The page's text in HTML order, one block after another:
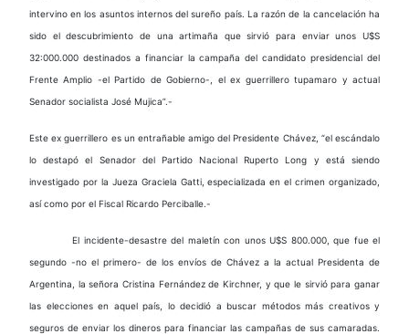
intervino en los asuntos internos del sureño país. La razón de la cancelación ha
sido el descubrimiento de una artimaña que sirvió para enviar unos U$S
32:000.000 destinados a financiar la campaña del candidato presidencial del
Frente Amplio -el Partido de Gobierno-, el ex guerrillero tupamaro y actual
Senador socialista José Mujica”.-
Este ex guerrillero es un entrañable amigo del Presidente Chávez, “el escándalo
lo destapó el Senador del Partido Nacional Ruperto Long y está siendo
investigado por la Jueza Graciela Gatti, especializada en el crimen organizado,
así como por el Fiscal Ricardo Perciballe.-
El incidente-desastre del maletín con unos U$S 800.000, que fue el
segundo -no el primero- de los envíos de Chávez a la actual Presidenta de
Argentina, la señora Cristina Fernández de Kirchner, y que le sirvió para ganar
las elecciones en aquel país, lo decidió a buscar métodos más creativos y
seguros de enviar los dineros para financiar las campañas de sus camaradas.